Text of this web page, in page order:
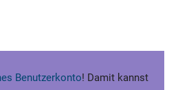
Benutzerkonto! Damit kannst